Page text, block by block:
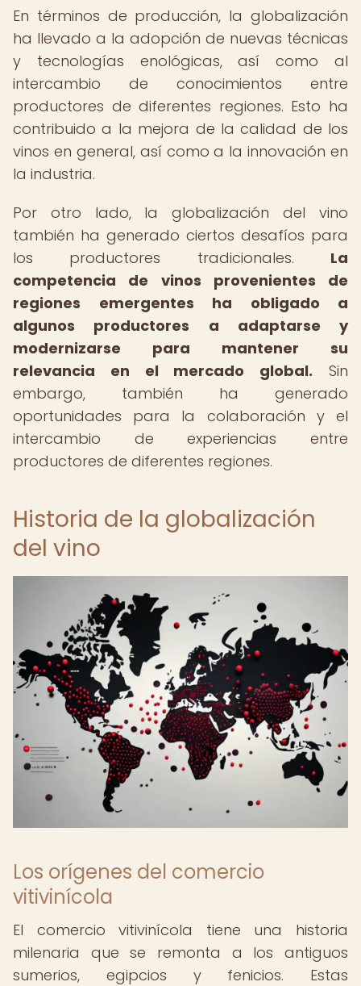
En términos de producción, la globalización
ha llevado a la adopción de nuevas técnicas
y tecnologías enológicas, así como al
intercambio de conocimientos entre
productores de diferentes regiones. Esto ha
contribuido a la mejora de la calidad de los
vinos en general, así como a la innovación en
la industria.
Por otro lado, la globalización del vino
también ha generado ciertos desafíos para
los productores tradicionales. La
competencia de vinos provenientes de
regiones emergentes ha obligado a
algunos productores a adaptarse y
modernizarse para mantener su
relevancia en el mercado global. Sin
embargo, también ha generado
oportunidades para la colaboración y el
intercambio de experiencias entre
productores de diferentes regiones.
Historia de la globalización
del vino
Los orígenes del comercio
vitivinícola
El comercio vitivinícola tiene una historia
milenaria que se remonta a los antiguos
sumerios, egipcios y fenicios. Estas